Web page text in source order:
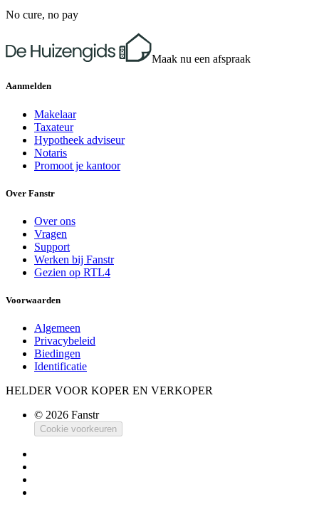
No cure, no pay
Maak nu een afspraak
Aanmelden
Makelaar
Taxateur
Hypotheek adviseur
Notaris
Promoot je kantoor
Over Fanstr
Over ons
Vragen
Support
Werken bij Fanstr
Gezien op RTL4
Voorwaarden
Algemeen
Privacybeleid
Biedingen
Identificatie
HELDER VOOR KOPER EN VERKOPER
© 2026 Fanstr
Cookie voorkeuren